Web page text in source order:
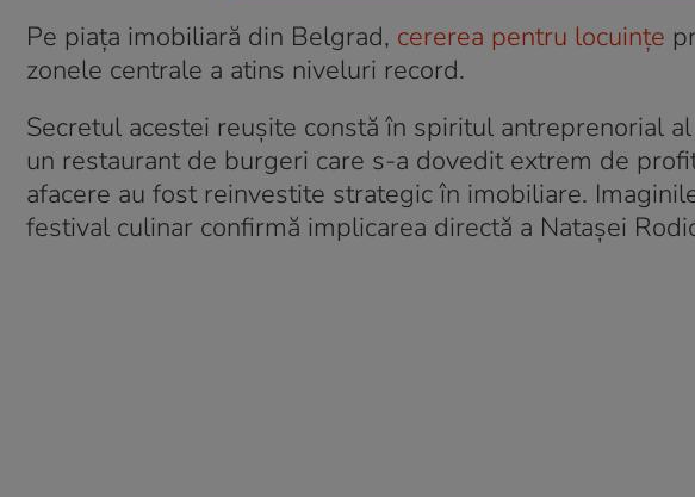
Pe piața imobiliară din Belgrad, cererea pentru locuințe
zonele centrale a atins niveluri record.
Secretul acestei reușite constă în spiritul antreprenorial
un restaurant de burgeri care s-a dovedit extrem de
afacere au fost reinvestite strategic în imobiliare.
festival culinar confirmă implicarea directă a Natașei